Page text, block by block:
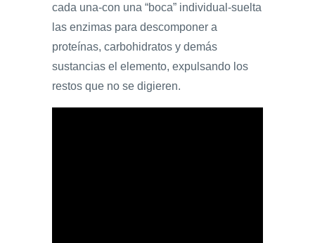
cada una-con una “boca” individual-suelta
las enzimas para descomponer a
proteínas, carbohidratos y demás
sustancias el elemento, expulsando los
restos que no se digieren.